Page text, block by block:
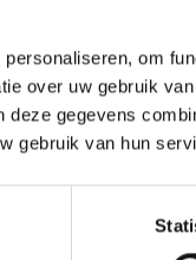
om
over uw gebruik
gegevens
gebruik van hun
LEE Filter | rol of
Diffusion
LEE Filters |
Verwachtte
verzacht schaduwen.
zachte en natuurlijke